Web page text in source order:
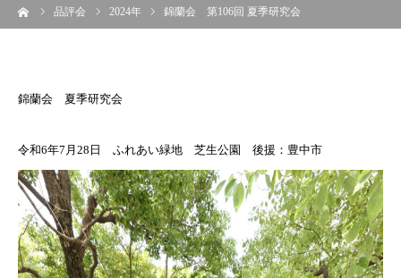
品評会 2024年 錦蘭会 第106回 夏季研究会
錦蘭会 夏季研究会
令和6年7月28日 ふれあい緑地 芝生公園 後援：豊中市